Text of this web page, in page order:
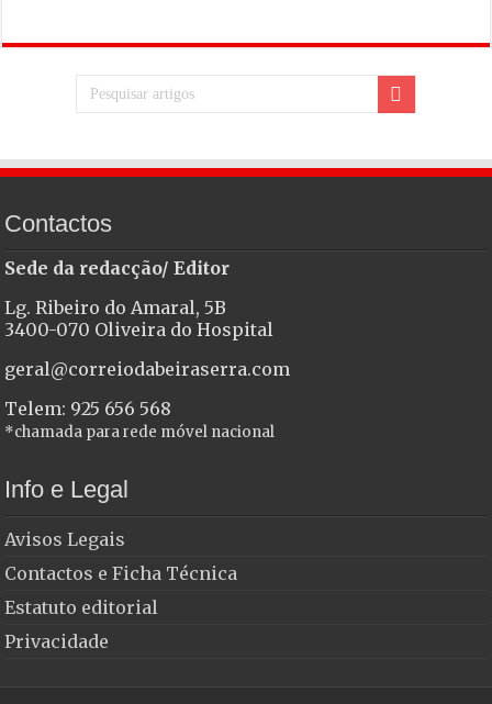
Contactos
Sede da redacção/ Editor
Lg. Ribeiro do Amaral, 5B
3400-070 Oliveira do Hospital
geral@correiodabeiraserra.com
Telem: 925 656 568
*chamada para rede móvel nacional
Info e Legal
Avisos Legais
Contactos e Ficha Técnica
Estatuto editorial
Privacidade